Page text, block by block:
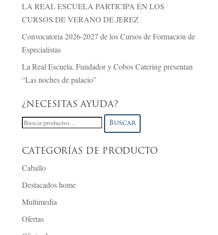
LA REAL ESCUELA PARTICIPA EN LOS
CURSOS DE VERANO DE JEREZ
Convocatoria 2026-2027 de los Cursos de Formación de
Especialistas
La Real Escuela, Fundador y Cobos Catering presentan
“Las noches de palacio”
¿NECESITAS AYUDA?
Buscar
Buscar
CATEGORÍAS DE PRODUCTO
Caballo
Destacados home
Multimedia
Ofertas